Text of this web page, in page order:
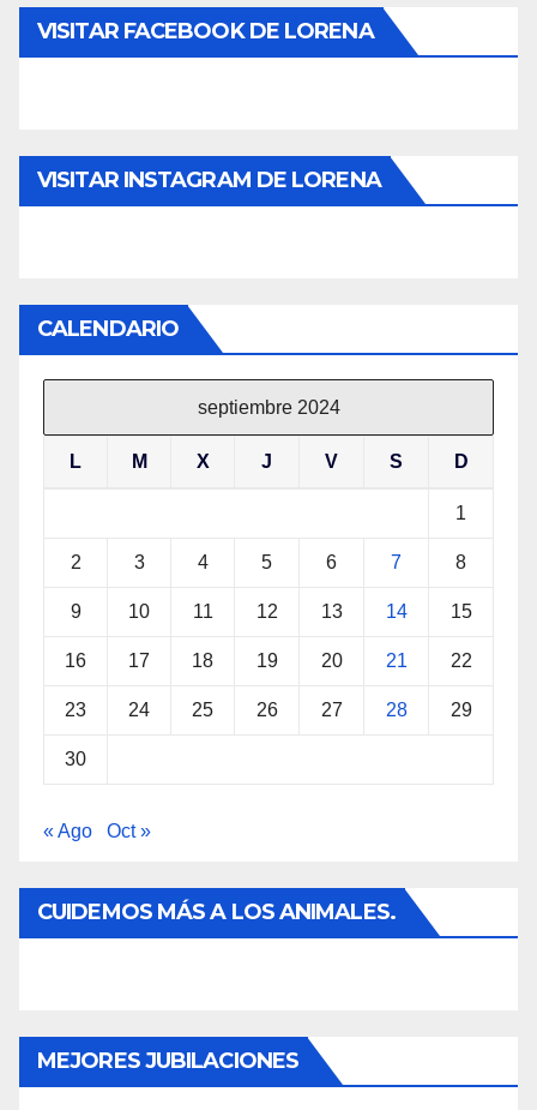
VISITAR FACEBOOK DE LORENA
VISITAR INSTAGRAM DE LORENA
CALENDARIO
septiembre 2024
L M X J V S D
1
2 3 4 5 6 7 8
9 10 11 12 13 14 15
16 17 18 19 20 21 22
23 24 25 26 27 28 29
30
« Ago Oct »
CUIDEMOS MÁS A LOS ANIMALES.
MEJORES JUBILACIONES